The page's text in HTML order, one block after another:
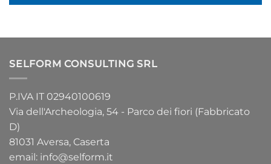
SELFORM CONSULTING SRL
P.IVA IT 02940100619
Via dell'Archeologia, 54 - Parco dei fiori (Fabbricato
D)
81031 Aversa, Caserta
email: info@selform.it